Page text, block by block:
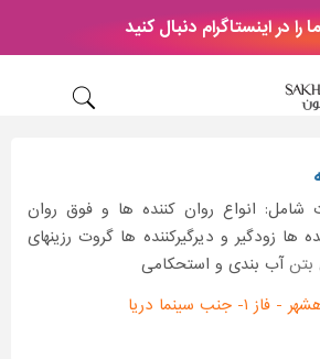
ما را در اینستاگرام دنبال کنید
شامل: انواع روان کننده ها و فوق روان
ها زودگیر و دیرگیرکننده ها گروت رزینهای
بتنآب بندی و استحکامی
سینما دریا